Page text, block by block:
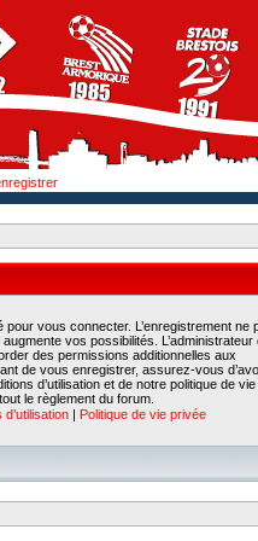
vous connecter. L’enregistrement ne
vos possibilités. L’administrateur
des permissions additionnelles aux
de vous enregistrer, assurez-vous
d’utilisation et de notre politique de
le règlement du forum.
| Politique de vie privée